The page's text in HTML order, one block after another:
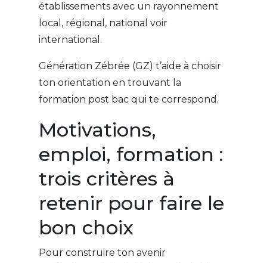
établissements avec un rayonnement
local, régional, national voir
international.
Génération Zébrée (GZ) t’aide à choisir
ton orientation en trouvant la
formation post bac qui te correspond.
Motivations,
emploi, formation :
trois critères à
retenir pour faire le
bon choix
Pour construire ton avenir